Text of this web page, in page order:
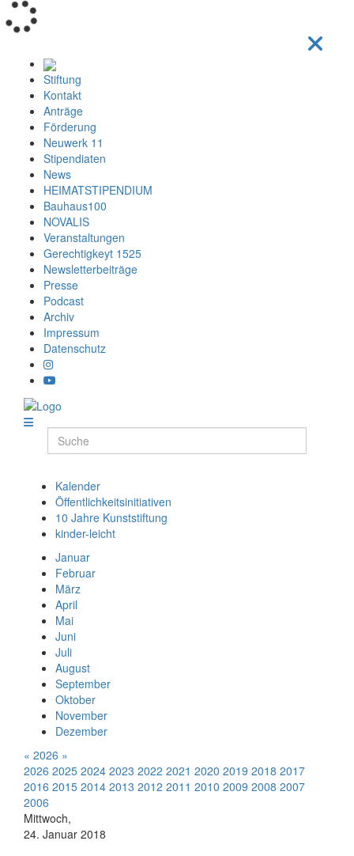
Stiftung
Kontakt
Anträge
Förderung
Neuwerk 11
Stipendiaten
News
HEIMATSTIPENDIUM
Bauhaus100
NOVALIS
Veranstaltungen
Gerechtigkeyt 1525
Newsletterbeiträge
Presse
Podcast
Archiv
Impressum
Datenschutz
Kalender
Öffentlichkeitsinitiativen
10 Jahre Kunststiftung
kinder-leicht
Januar
Februar
März
April
Mai
Juni
Juli
August
September
Oktober
November
Dezember
« 2026 »
2026 2025 2024 2023 2022 2021 2020 2019 2018 2017
2016 2015 2014 2013 2012 2011 2010 2009 2008 2007
2006
Mittwoch,
24. Januar 2018